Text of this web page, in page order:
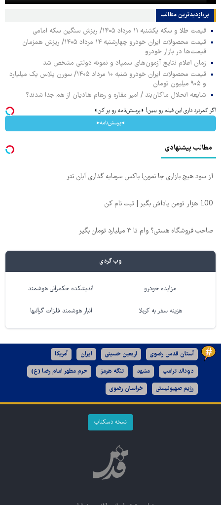
پربازدیدترین‌ مطالب
قیمت طلا و سکه یکشنبه ۱۱ مرداد ۱۴۰۵/ ریزش سنگین سکه امامی
قیمت محصولات ایران خودرو چهارشنبه ۱۴ مرداد ۱۴۰۵/ ریزش همزمان
قیمت‌ها در بازار خودرو
زمان اعلام نتایج آزمون‌های سمپاد و نمونه دولتی مشخص شد
قیمت محصولات ایران خودرو شنبه ۱۰ مرداد ۱۴۰۵/ سورن پلاس یک میلیارد
و ۹۰۵ میلیون تومان
شایعه انحلال ماکان‌بند / امیر مقاره و رهام هادیان از هم جدا شدند؟
اگر کمردرد داری این فیلم رو ببین! ◗پرسش‌نامه رو پر کن◖
◂پرسش‌نامه▸
مطالب پیشنهادی
از سود هیچ بازاری جا نمون! باکس سرمایه گذاری آبان تتر
100 هزار تومن پاداش بگیر | ثبت نام کن
صاحب فروشگاه هستی؟ وام تا ۳ میلیارد تومان بگیر
وب گردی
مزایده خودرو اندیشکده حکمرانی هوشمند
هزینه سفر به کربلا انبار هوشمند فلزات گرانبها
آستان قدس رضوی اربعین حسینی ایران آمریکا
دونالد ترامپ مشهد تنگه هرمز حرم مطهر امام رضا (ع)
رژیم صهیونیستی خراسان رضوی
نسخه دسکتاپ